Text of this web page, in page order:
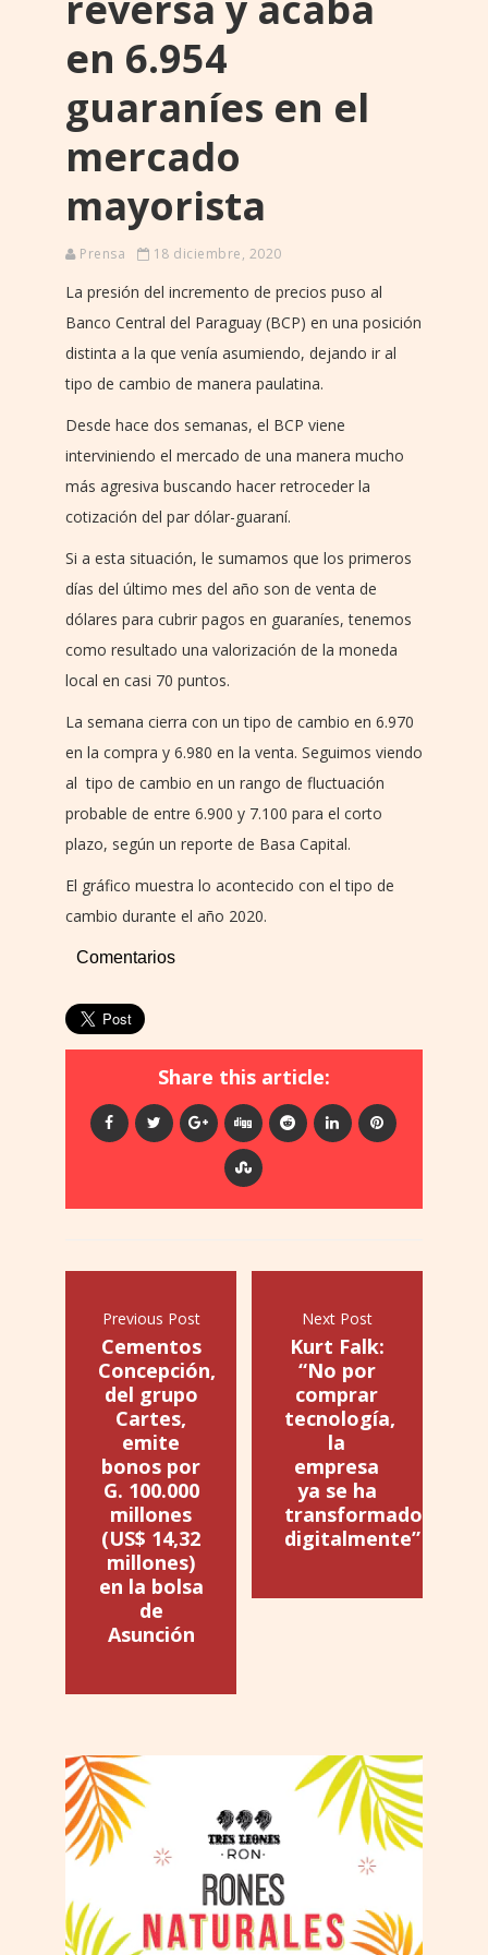
en 6.954
guaraníes en el
mercado
mayorista
Prensa 18 diciembre, 2020
La presión del incremento de precios puso al
Banco Central del Paraguay (BCP) en una posición
distinta a la que venía asumiendo, dejando ir al
tipo de cambio de manera paulatina.
Desde hace dos semanas, el BCP viene
interviniendo el mercado de una manera mucho
más agresiva buscando hacer retroceder la
cotización del par dólar-guaraní.
Si a esta situación, le sumamos que los primeros
días del último mes del año son de venta de
dólares para cubrir pagos en guaraníes, tenemos
como resultado una valorización de la moneda
local en casi 70 puntos.
La semana cierra con un tipo de cambio en 6.970
en la compra y 6.980 en la venta. Seguimos viendo
al tipo de cambio en un rango de fluctuación
probable de entre 6.900 y 7.100 para el corto
plazo, según un reporte de Basa Capital.
El gráfico muestra lo acontecido con el tipo de
cambio durante el año 2020.
Comentarios
Share this article:
Previous Post
Cementos
Concepción,
del grupo
Cartes,
emite
bonos por
G. 100.000
millones
(US$ 14,32
millones)
en la bolsa
de
Asunción
Next Post
Kurt Falk:
“No por
comprar
tecnología,
la
empresa
ya se ha
transformado
digitalmente”